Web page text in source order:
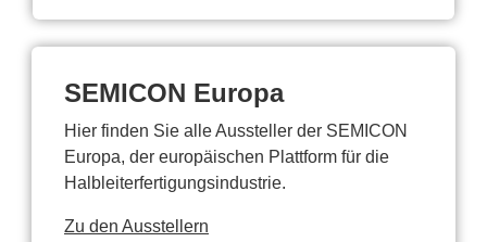
SEMICON Europa
Hier finden Sie alle Aussteller der SEMICON
Europa, der europäischen Plattform für die
Halbleiterfertigungsindustrie.
Zu den Ausstellern